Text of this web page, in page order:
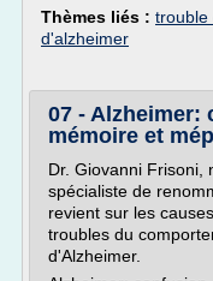
Thèmes liés : trouble
d'alzheimer
07 - Alzheimer:
mémoire et
Dr. Giovanni Frisoni,
spécialiste de
revient sur les
troubles du
d'Alzheimer.